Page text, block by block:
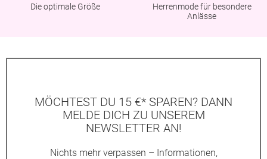
Die optimale Größe
Herrenmode für besondere
Anlässe
MÖCHTEST DU 15 €* SPAREN? DANN
MELDE DICH ZU UNSEREM
NEWSLETTER AN!
Nichts mehr verpassen – Informationen,